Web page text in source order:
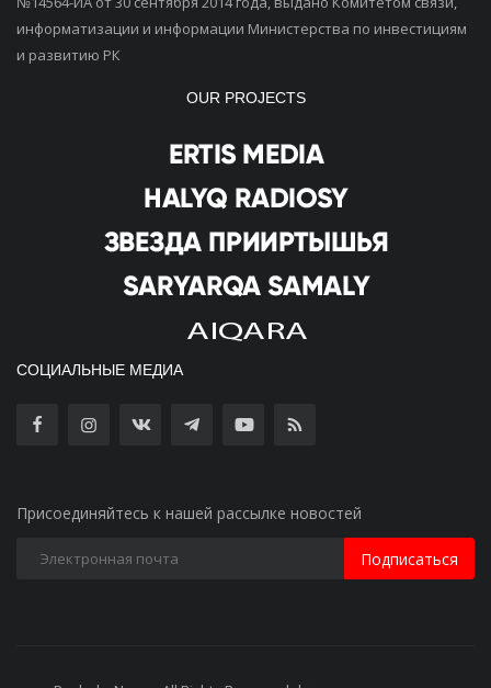
информатизации и информации Министерства по инвестициям
и развитию РК
OUR PROJECTS
СОЦИАЛЬНЫЕ МЕДИА
Присоединяйтесь к нашей рассылке новостей
Подписаться